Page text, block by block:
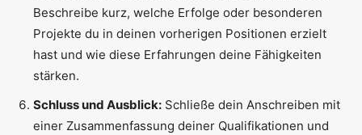
Beschreibe kurz, welche Erfolge oder besonderen
Projekte du in deinen vorherigen Positionen erzielt
hast und wie diese Erfahrungen deine Fähigkeiten
stärken.
Schluss und Ausblick: Schließe dein Anschreiben mit
einer Zusammenfassung deiner Qualifikationen und